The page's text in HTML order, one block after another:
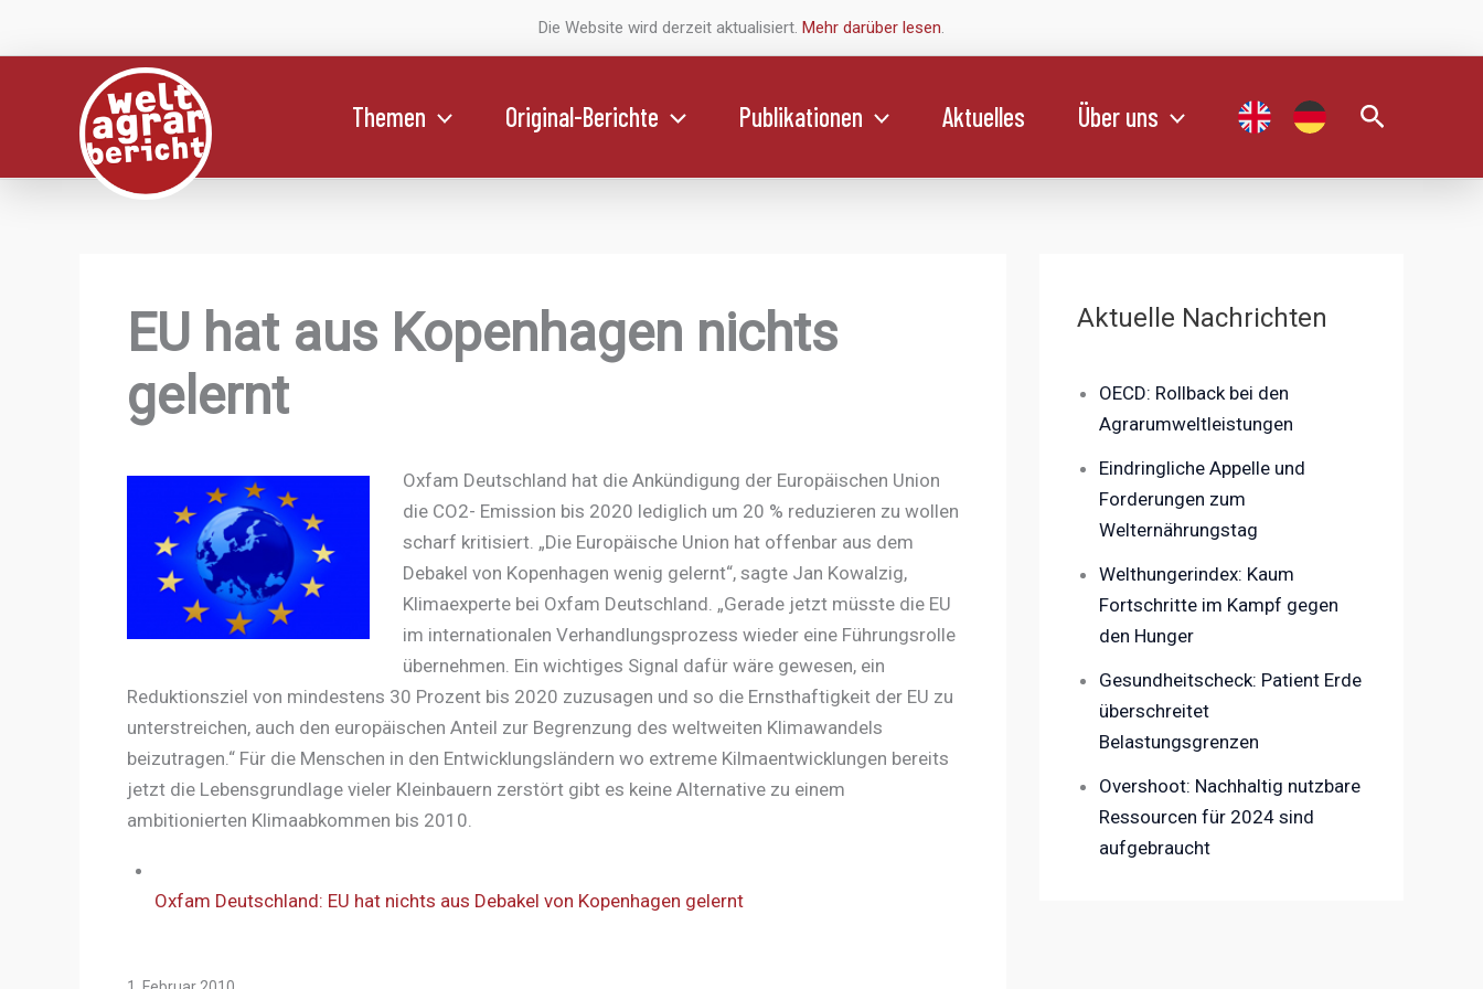
Die Website wird derzeit aktualisiert. Mehr darüber lesen.
Themen Original-Berichte Publikationen Aktuelles Über uns Suchen
EU hat aus Kopenhagen nichts
gelernt
Oxfam Deutschland hat die Ankündigung der Europäischen Union
die CO2- Emission bis 2020 lediglich um 20 % reduzieren zu wollen
scharf kritisiert. „Die Europäische Union hat offenbar aus dem
Debakel von Kopenhagen wenig gelernt“, sagte Jan Kowalzig,
Klimaexperte bei Oxfam Deutschland. „Gerade jetzt müsste die EU
im internationalen Verhandlungsprozess wieder eine Führungsrolle
übernehmen. Ein wichtiges Signal dafür wäre gewesen, ein
Reduktionsziel von mindestens 30 Prozent bis 2020 zuzusagen und so die Ernsthaftigkeit der EU zu
unterstreichen, auch den europäischen Anteil zur Begrenzung des weltweiten Klimawandels
beizutragen.“ Für die Menschen in den Entwicklungsländern wo extreme Kilmaentwicklungen bereits
jetzt die Lebensgrundlage vieler Kleinbauern zerstört gibt es keine Alternative zu einem
ambitionierten Klimaabkommen bis 2010.
Oxfam Deutschland: EU hat nichts aus Debakel von Kopenhagen gelernt
Aktuelle Nachrichten
OECD: Rollback bei den
Agrarumweltleistungen
Eindringliche Appelle und
Forderungen zum
Welternährungstag
Welthungerindex: Kaum
Fortschritte im Kampf gegen
den Hunger
Gesundheitscheck: Patient Erde
überschreitet
Belastungsgrenzen
Overshoot: Nachhaltig nutzbare
Ressourcen für 2024 sind
aufgebraucht